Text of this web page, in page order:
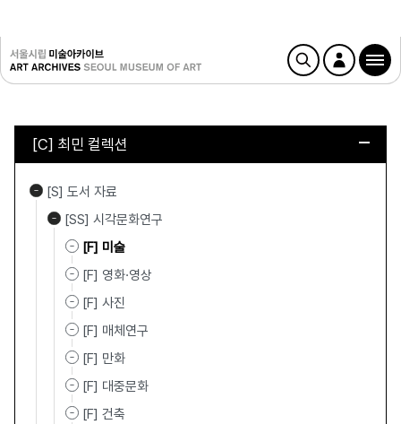
[C] 최민 컬렉션
[S] 도서 자료
[SS] 시각문화연구
[F] 미술
[F] 영화·영상
[F] 사진
[F] 매체연구
[F] 만화
[F] 대중문화
[F] 건축